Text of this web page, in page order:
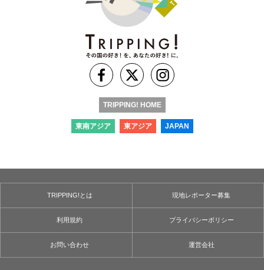
TRIPPING! HOME
東南アジア 東アジア JAPAN
TRIPPING!とは 現地レポーター募集
利用規約 プライバシーポリシー
お問い合わせ 運営会社